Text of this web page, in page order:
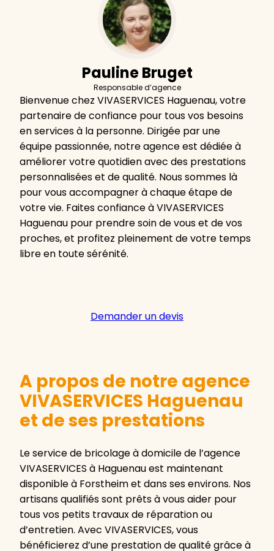
Pauline Bruget
Responsable d’agence
Bienvenue chez VIVASERVICES Haguenau, votre
partenaire de confiance pour tous vos besoins
en services à la personne. Dirigée par une
équipe passionnée, notre agence est dédiée à
améliorer votre quotidien avec des prestations
personnalisées et de qualité. Nous sommes là
pour vous accompagner à chaque étape de
votre vie. Faites confiance à VIVASERVICES
Haguenau pour prendre soin de vous et de vos
proches, et profitez pleinement de votre temps
libre en toute sérénité.
Demander un devis
A propos de notre agence
VIVASERVICES Haguenau
et de ses prestations
Le service de bricolage à domicile de l’agence
VIVASERVICES à Haguenau est maintenant
disponible à Forstheim et dans ses environs. Nos
artisans qualifiés sont prêts à vous aider pour
tous vos petits travaux de réparation ou
d’entretien. Avec VIVASERVICES, vous
bénéficierez d’une prestation de qualité grâce à